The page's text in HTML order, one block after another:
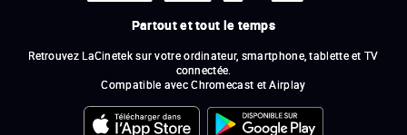
Partout et tout le temps
Retrouvez LaCinetek sur votre ordinateur, smartphone, tablette et TV
connectée.
Compatible avec Chromecast et Airplay